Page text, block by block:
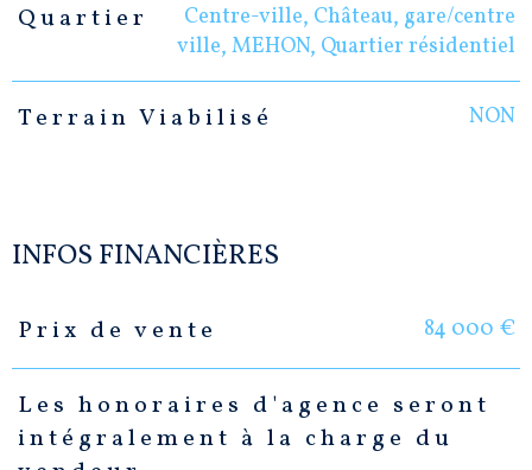
Quartier
Centre-ville, Château, gare/centre
ville, MEHON, Quartier résidentiel
Terrain Viabilisé NON
INFOS FINANCIÈRES
Caractéristiques Valeurs
Prix de vente 84 000 €
Les honoraires d'agence seront
intégralement à la charge du